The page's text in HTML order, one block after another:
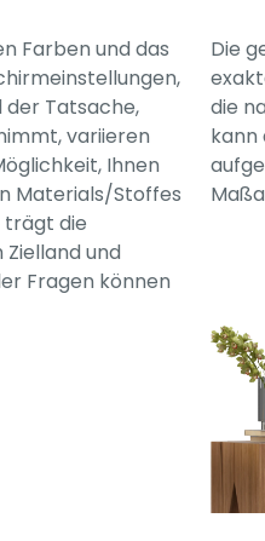
Farben und das
Tatsache,
variieren
Ihnen
Materials/Stoffes
trägt die
und
Fragen können
Die
die
kann